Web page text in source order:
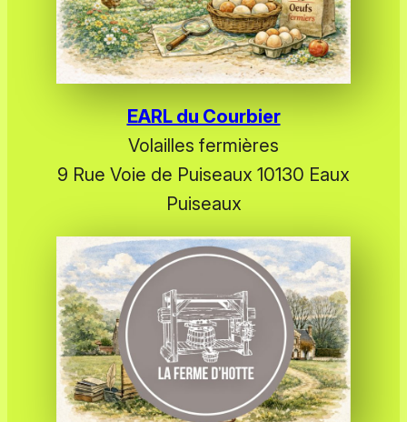
EARL du Courbier
Volailles fermières
9 Rue Voie de Puiseaux 10130 Eaux
Puiseaux